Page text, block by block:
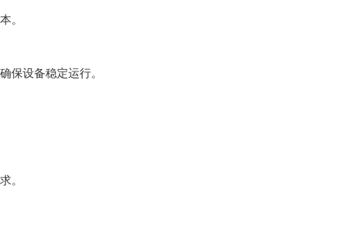
。
保设备稳定运行。
。